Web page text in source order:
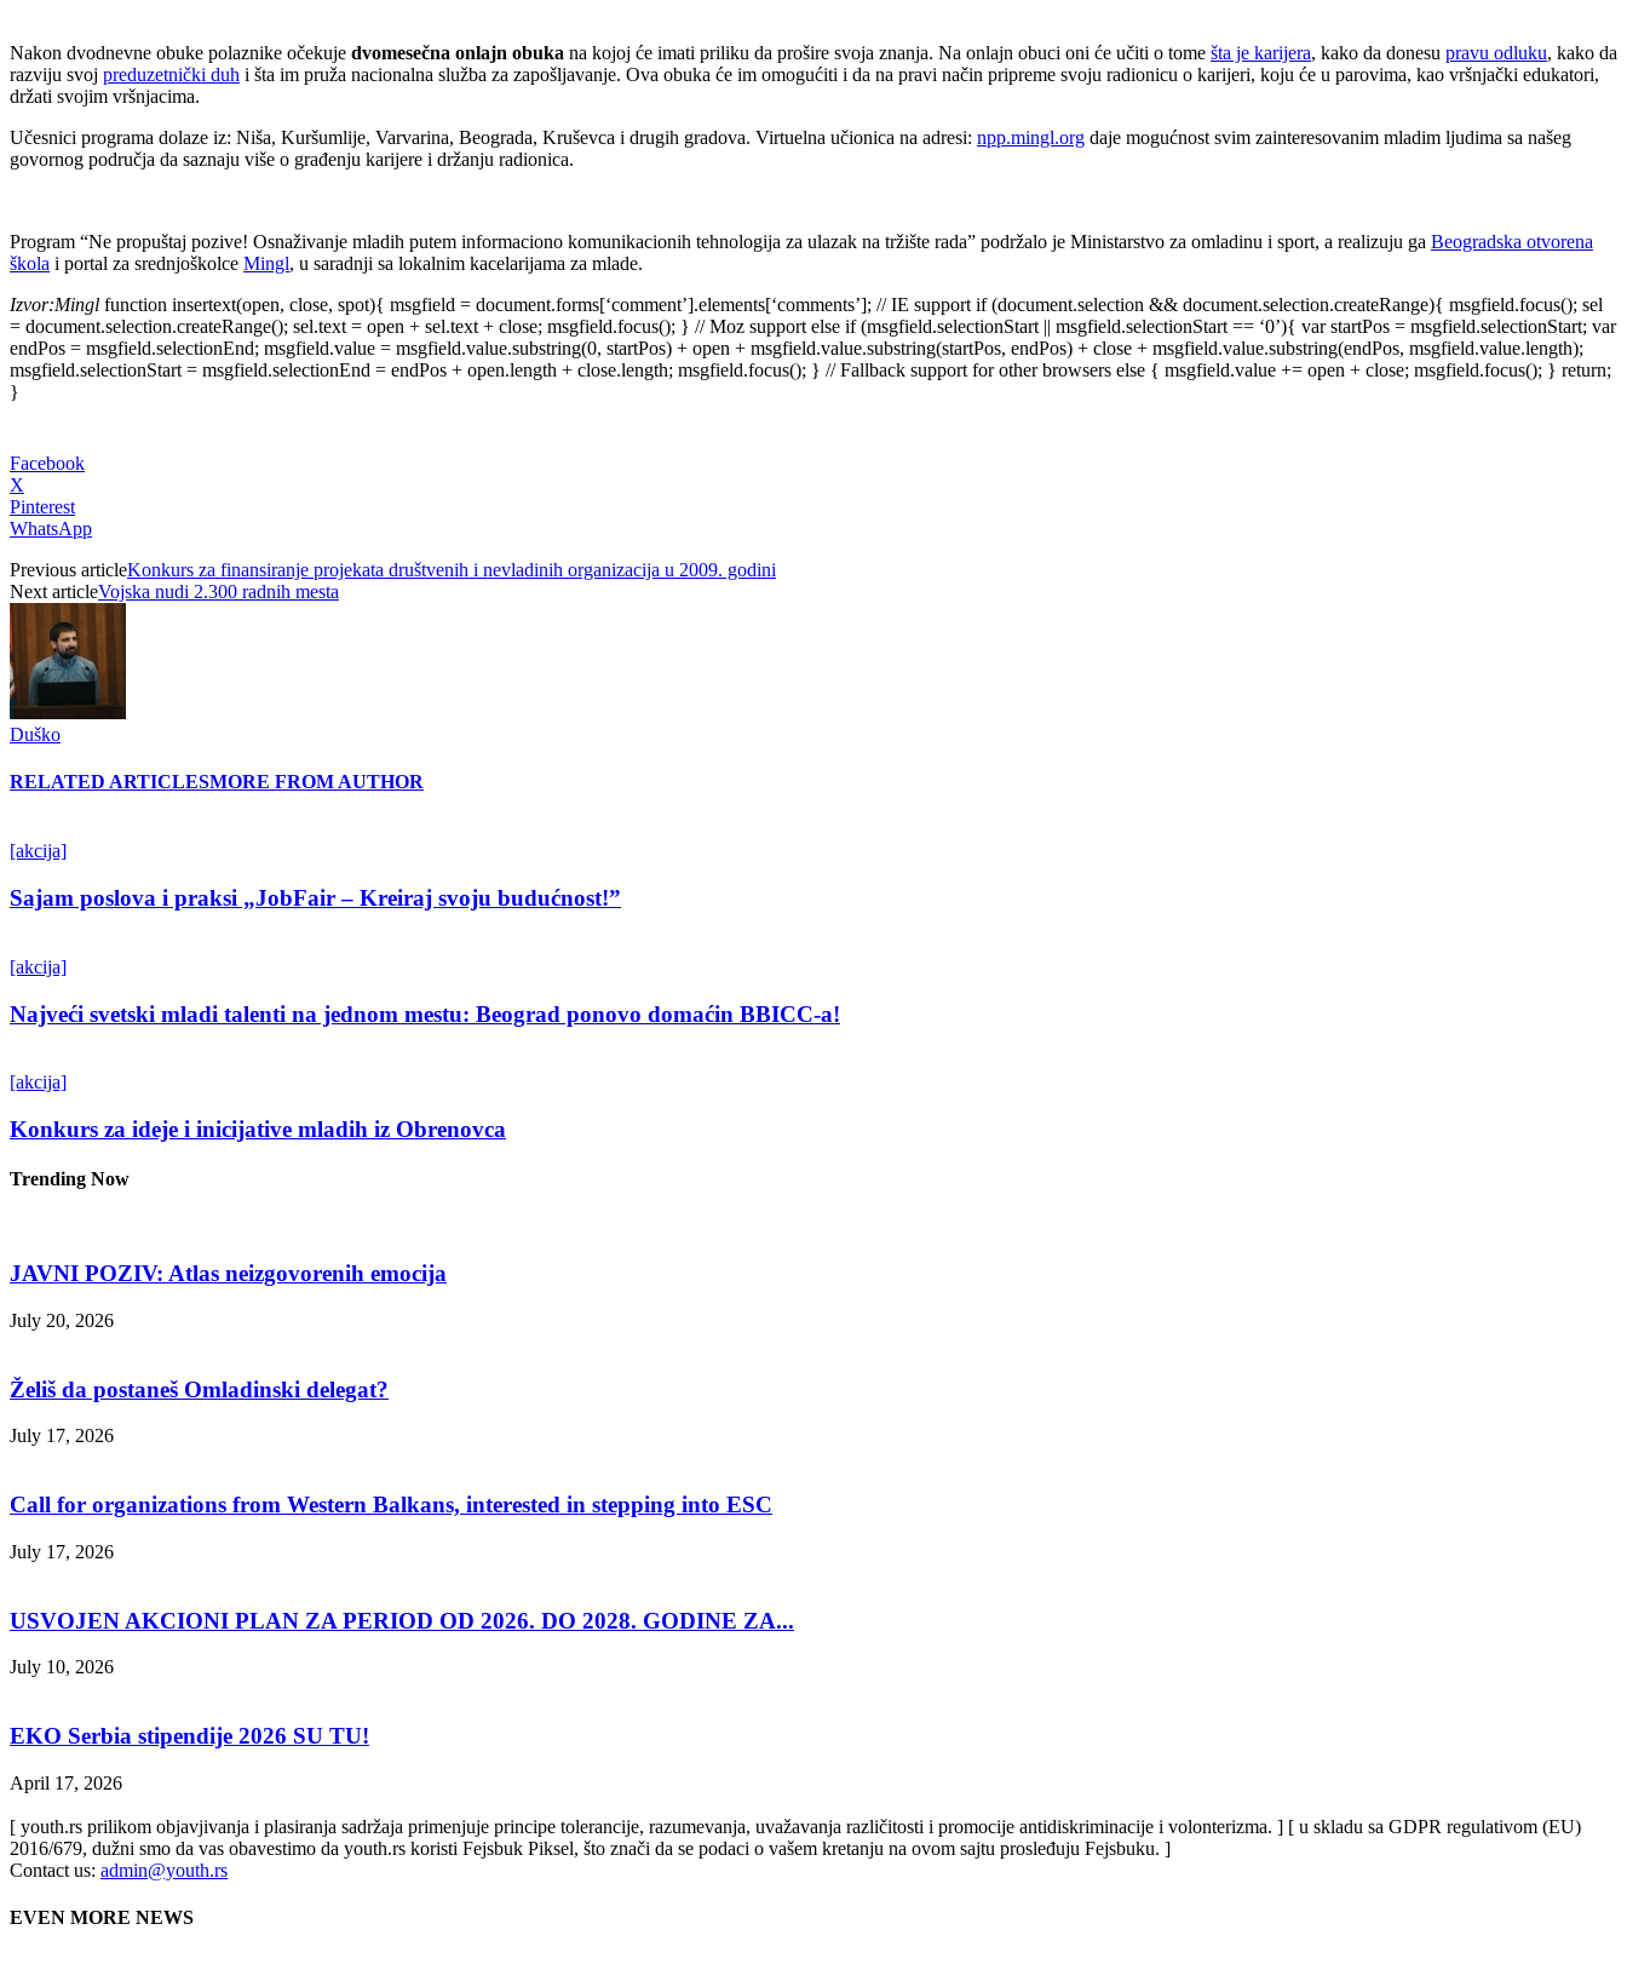
Nakon dvodnevne obuke polaznike očekuje dvomesečna onlajn obuka na kojoj će imati priliku da prošire svoja znanja. Na onlajn obuci oni će učiti o tome šta je karijera, kako da donesu pravu odluku, kako da
razviju svoj preduzetnički duh i šta im pruža nacionalna služba za zapošljavanje. Ova obuka će im omogućiti i da na pravi način pripreme svoju radionicu o karijeri, koju će u parovima, kao vršnjački edukatori,
držati svojim vršnjacima.
Učesnici programa dolaze iz: Niša, Kuršumlije, Varvarina, Beograda, Kruševca i drugih gradova. Virtuelna učionica na adresi: npp.mingl.org daje mogućnost svim zainteresovanim mladim ljudima sa našeg
govornog područja da saznaju više o građenju karijere i držanju radionica.
Program “Ne propuštaj pozive! Osnaživanje mladih putem informaciono komunikacionih tehnologija za ulazak na tržište rada” podržalo je Ministarstvo za omladinu i sport, a realizuju ga Beogradska otvorena
škola i portal za srednjoškolce Mingl, u saradnji sa lokalnim kacelarijama za mlade.
Izvor:Mingl function insertext(open, close, spot){ msgfield = document.forms[‘comment’].elements[‘comments’]; // IE support if (document.selection && document.selection.createRange){ msgfield.focus(); sel
= document.selection.createRange(); sel.text = open + sel.text + close; msgfield.focus(); } // Moz support else if (msgfield.selectionStart || msgfield.selectionStart == ‘0’){ var startPos = msgfield.selectionStart; var
endPos = msgfield.selectionEnd; msgfield.value = msgfield.value.substring(0, startPos) + open + msgfield.value.substring(startPos, endPos) + close + msgfield.value.substring(endPos, msgfield.value.length);
msgfield.selectionStart = msgfield.selectionEnd = endPos + open.length + close.length; msgfield.focus(); } // Fallback support for other browsers else { msgfield.value += open + close; msgfield.focus(); } return;
}
Facebook
X
Pinterest
WhatsApp
Previous articleKonkurs za finansiranje projekata društvenih i nevladinih organizacija u 2009. godini
Next articleVojska nudi 2.300 radnih mesta
Duško
RELATED ARTICLESMORE FROM AUTHOR
[akcija]
Sajam poslova i praksi „JobFair – Kreiraj svoju budućnost!”
[akcija]
Najveći svetski mladi talenti na jednom mestu: Beograd ponovo domaćin BBICC-a!
[akcija]
Konkurs za ideje i inicijative mladih iz Obrenovca
Trending Now
JAVNI POZIV: Atlas neizgovorenih emocija
July 20, 2026
Želiš da postaneš Omladinski delegat?
July 17, 2026
Call for organizations from Western Balkans, interested in stepping into ESC
July 17, 2026
USVOJEN AKCIONI PLAN ZA PERIOD OD 2026. DO 2028. GODINE ZA...
July 10, 2026
EKO Serbia stipendije 2026 SU TU!
April 17, 2026
[ youth.rs prilikom objavjivanja i plasiranja sadržaja primenjuje principe tolerancije, razumevanja, uvažavanja različitosti i promocije antidiskriminacije i volonterizma. ] [ u skladu sa GDPR regulativom (EU)
2016/679, dužni smo da vas obavestimo da youth.rs koristi Fejsbuk Piksel, što znači da se podaci o vašem kretanju na ovom sajtu prosleđuju Fejsbuku. ]
Contact us: admin@youth.rs
EVEN MORE NEWS